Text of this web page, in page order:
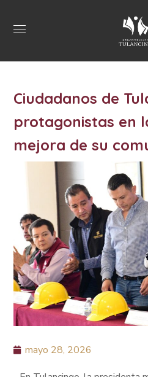
Ciudadanos de
protagonistas en
mejora de su
mayo 28, 2026